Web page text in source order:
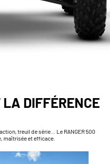
DIFFÉRENCE
treuil de série… Le RANGER 500
maîtrisée et efficace.